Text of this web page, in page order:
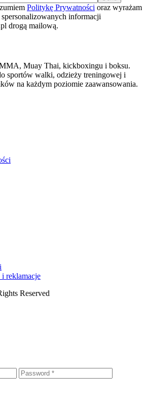
Politykę Prywatności oraz wyrażam
informacji
drogą mailową.
Muay Thai, kickboxingu i boksu.
sportów walki, odzieży treningowej i
na każdym poziomie zaawansowania.
reklamacje
Reserved